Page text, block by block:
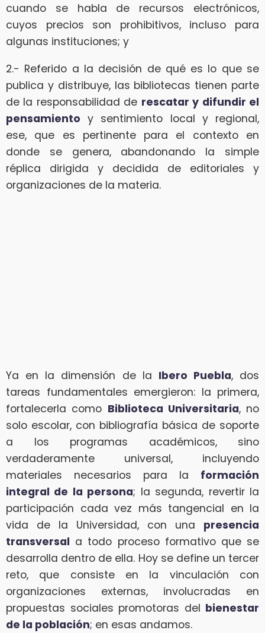
cuando se habla de recursos electrónicos,
cuyos precios son prohibitivos, incluso para
algunas instituciones; y
2.- Referido a la decisión de qué es lo que se
publica y distribuye, las bibliotecas tienen parte
de la responsabilidad de rescatar y difundir el
pensamiento y sentimiento local y regional,
ese, que es pertinente para el contexto en
donde se genera, abandonando la simple
réplica dirigida y decidida de editoriales y
organizaciones de la materia.
Ya en la dimensión de la Ibero Puebla, dos
tareas fundamentales emergieron: la primera,
fortalecerla como Biblioteca Universitaria, no
solo escolar, con bibliografía básica de soporte
a los programas académicos, sino
verdaderamente universal, incluyendo
materiales necesarios para la formación
integral de la persona; la segunda, revertir la
participación cada vez más tangencial en la
vida de la Universidad, con una presencia
transversal a todo proceso formativo que se
desarrolla dentro de ella. Hoy se define un tercer
reto, que consiste en la vinculación con
organizaciones externas, involucradas en
propuestas sociales promotoras del bienestar
de la población; en esas andamos.